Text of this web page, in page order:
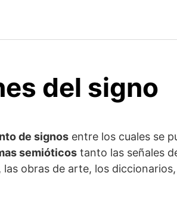
del signo
de signos entre los cuales se
semióticos tanto las señales
obras de arte, los